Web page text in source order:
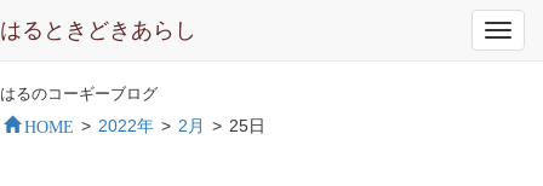
はるときどきあらし
はるのコーギーブログ
HOME > 2022年 > 2月 > 25日